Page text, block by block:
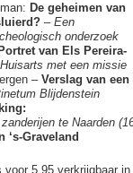
De geheimen van
– Een
onderzoek
Portret van Els Pereira-
Huisarts met een missie
–Verslag van een
Blijdenstein
zanderijen te Naarden
‘s-Graveland
voor 5,95 verkrijgbaar in